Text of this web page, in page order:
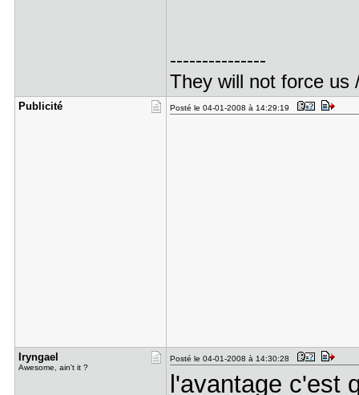
---------------
They will not force us
Publicité Posté le 04-01-2008 à 14:29:19
Iryngael
Awesome, ain't it ?
Posté le 04-01-2008 à 14:30:28
l'avantage c'est